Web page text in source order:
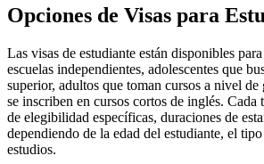
Opciones de Visas para
Las visas de estudiante están disponibles
escuelas independientes, adolescentes que
superior, adultos que toman cursos a nivel de
se inscriben en cursos cortos de inglés. Cada
de elegibilidad específicas, duraciones de
dependiendo de la edad del estudiante, el
estudios.